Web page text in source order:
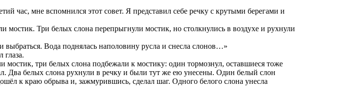
час, мне вспомнился этот совет. Я представил себе речку с крутыми берегами и
Три белых слона перепрыгнули мостик, но столкнулись в воздухе и рухнули
Вода поднялась наполовину русла и снесла слонов…»
глаза.
три белых слона подбежали к мостику: один тормознул, оставшиеся тоже
Два белых слона рухнули в речку и были тут же ею унесены. Один белый слон
к краю обрыва и, зажмурившись, сделал шаг. Одного белого слона унесла